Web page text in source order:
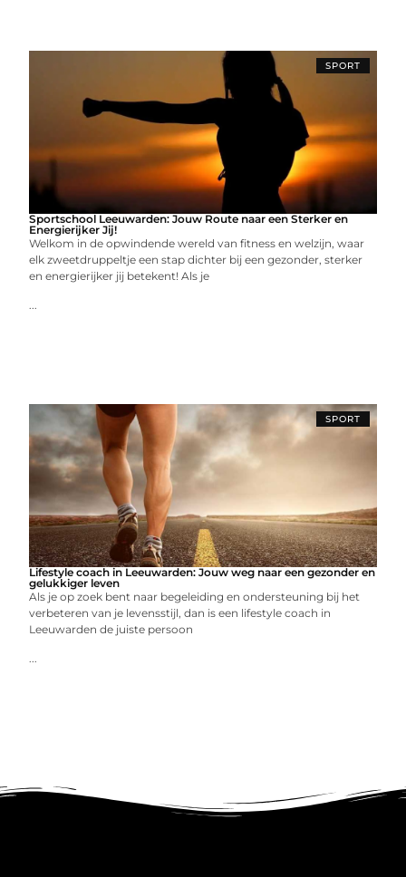
SPORT
Sportschool Leeuwarden: Jouw Route naar een Sterker en
Energierijker Jij!
Welkom in de opwindende wereld van fitness en welzijn, waar
elk zweetdruppeltje een stap dichter bij een gezonder, sterker
en energierijker jij betekent! Als je
...
SPORT
Lifestyle coach in Leeuwarden: Jouw weg naar een gezonder en
gelukkiger leven
Als je op zoek bent naar begeleiding en ondersteuning bij het
verbeteren van je levensstijl, dan is een lifestyle coach in
Leeuwarden de juiste persoon
...